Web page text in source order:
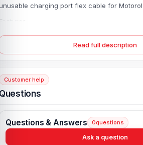
charging port flex cable for
item is tested before shipping.
charging port flex ribbon is broken, you
the old one.
it with other versions.
Sales Service
Read full description
Customer help
Questions & Answers 0questions
Ask a question